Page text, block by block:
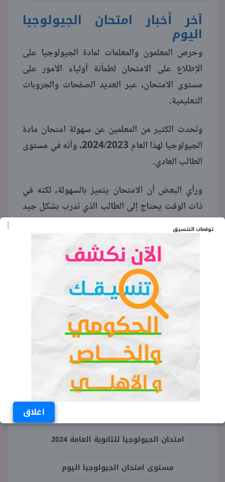
توقعات التنسيق
اغلاق
آخر أخبار امتحان الجيولوجيا
اليوم
وحرص المعلمون والمعلمات لمادة الجيولوجيا على
الإطلاع على الامتحان لطمأنة أولياء الأمور على
مستوى الامتحان، عبر العديد الصفحات والجروبات
التعليمية.
وتحدث الكثير من المعلمين عن سهولة امتحان مادة
الجيولوجيا لهذا العام 2024/2023، وأنه في مستوى
الطالب العادي.
ورأي البعض أن الامتحان يتميز بالسهولة، لكنه في
ذات الوقت يحتاج إلى الطالب الذي تدرب بشكل جيد
على العديد من نماذج الأسئلة بمادة الجيولوجيا.
وذكر عدد كبير من أولياء الأمور الذين خاض أبناؤهم
وخرجوا من اللجان الامتحانية، أن الكثير الطلاب
يتحدثون عن سلاسة امتحان الجيولوجيا للثانوية
الكلمات المفتاحية
آخر أخبار امتحان الجيولوجيا اليوم
امتحان الجيولوجيا للثانوية العامة 2024
مستوى امتحان الجيولوجيا اليوم